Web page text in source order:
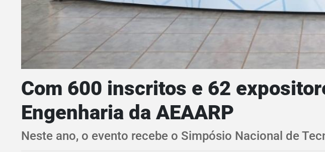
Com 600 inscritos e 62
Engenharia da AEAARP
Neste ano, o evento recebe o Simpósio Nacional de